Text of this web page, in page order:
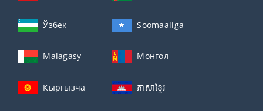
Ўзбек Soomaaliga
Malagasy Монгол
Кыргызча ភាសាខ្មែរ